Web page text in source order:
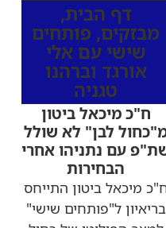
דף הבית,
מבזקים, פותחים
שישי עם אלי
אורגד וברהנו
טגניה
ח"כ מיכאל ביטון
לבן" לא שולל
עם נתניהו אחרי
הבחירות
מיכאל ביטון התייחס
בריאיון ל"פותחים שישי"